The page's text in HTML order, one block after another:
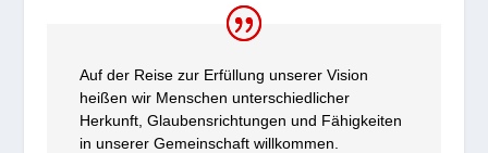
Auf der Reise zur Erfüllung unserer Vision
heißen wir Menschen unterschiedlicher
Herkunft, Glaubensrichtungen und Fähigkeiten
in unserer Gemeinschaft willkommen.